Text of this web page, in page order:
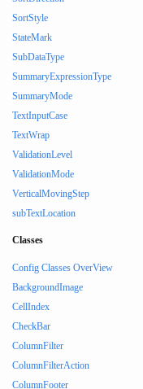
SortStyle
StateMark
SubDataType
SummaryExpressionType
SummaryMode
TextInputCase
TextWrap
ValidationLevel
ValidationMode
VerticalMovingStep
subTextLocation
Classes
Config Classes OverView
BackgroundImage
CellIndex
CheckBar
ColumnFilter
ColumnFilterAction
ColumnFooter